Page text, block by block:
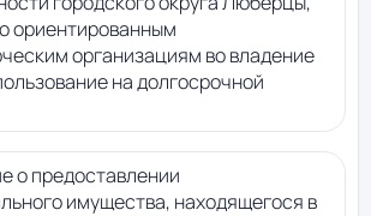
ориентированным
организациям во владение
на долгосрочной
о предоставлении
имущества, находящегося в